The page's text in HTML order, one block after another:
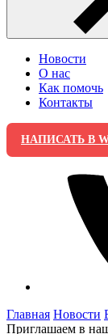
Новости
О нас
Как помочь
Контакты
НАПИСАТЬ В
Главная Новости
Приглашаем в